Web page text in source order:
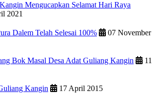
Mengucapkan Selamat Hari Raya
2021
Dalem Telah Selesai 100%
07 November
Bok Masal Desa Adat Guliang Kangin
11
Kangin 17 April 2015